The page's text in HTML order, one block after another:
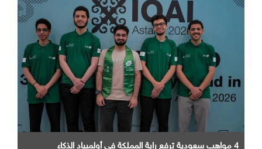
4 مواهب سعودية ترفع راية المملكة في أولمبياد الذكاء